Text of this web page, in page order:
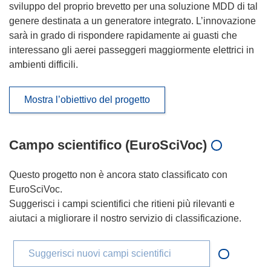
sviluppo del proprio brevetto per una soluzione MDD di tal
genere destinata a un generatore integrato. L’innovazione
sarà in grado di rispondere rapidamente ai guasti che
interessano gli aerei passeggeri maggiormente elettrici in
ambienti difficili.
Mostra l’obiettivo del progetto
Campo scientifico (EuroSciVoc)
Questo progetto non è ancora stato classificato con
EuroSciVoc.
Suggerisci i campi scientifici che ritieni più rilevanti e
aiutaci a migliorare il nostro servizio di classificazione.
Suggerisci nuovi campi scientifici